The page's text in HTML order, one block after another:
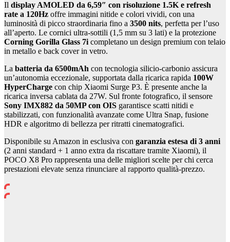
Il display AMOLED da 6,59″ con risoluzione 1.5K e refresh
rate a 120Hz offre immagini nitide e colori vividi, con una
luminosità di picco straordinaria fino a 3500 nits, perfetta per l’uso
all’aperto. Le cornici ultra-sottili (1,5 mm su 3 lati) e la protezione
Corning Gorilla Glass 7icompletano un design premium con telaio
in metallo e back cover in vetro.
La batteria da 6500mAh con tecnologia silicio-carbonio assicura
un’autonomia eccezionale, supportata dalla ricarica rapida 100W
HyperCharge con chip Xiaomi Surge P3. È presente anche la
ricarica inversa cablata da 27W. Sul fronte fotografico, il sensore
Sony IMX882 da 50MP con OIS garantisce scatti nitidi e
stabilizzati, con funzionalità avanzate come Ultra Snap, fusione
HDR e algoritmo di bellezza per ritratti cinematografici.
Disponibile su Amazon in esclusiva con garanzia estesa di 3 anni
(2 anni standard + 1 anno extra da riscattare tramite Xiaomi), il
POCO X8 Pro rappresenta una delle migliori scelte per chi cerca
prestazioni elevate senza rinunciare al rapporto qualità-prezzo.